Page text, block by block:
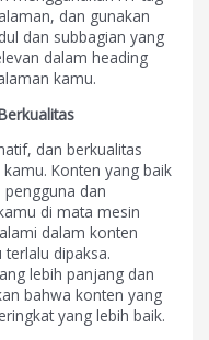
dan gunakan
dan subbagian yang
dalam heading
kamu.
dan berkualitas
Konten yang baik
dan
di mata mesin
dalam konten
dipaksa.
lebih panjang dan
bahwa konten yang
yang lebih baik.